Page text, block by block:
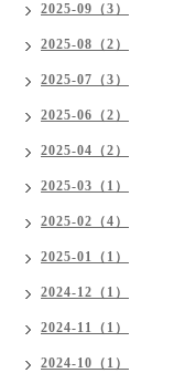
2025-09（3）
2025-08（2）
2025-07（3）
2025-06（2）
2025-04（2）
2025-03（1）
2025-02（4）
2025-01（1）
2024-12（1）
2024-11（1）
2024-10（1）